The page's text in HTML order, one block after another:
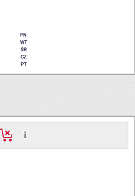
PN
WT
ŚR
CZ
PT